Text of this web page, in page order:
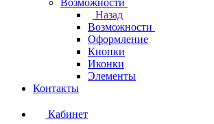
Возможности
Назад
Возможности
Оформление
Кнопки
Иконки
Элементы
Контакты
Кабинет